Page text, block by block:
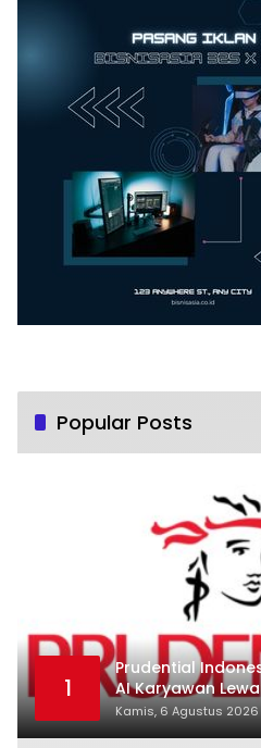
Popular Posts
1
Prudential
AI Karyawan
Kamis, 6 Agustus 2026